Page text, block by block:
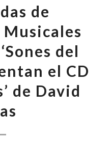
de
del
el CD
de David